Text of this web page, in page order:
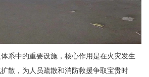
系中的重要设施，核心作用是在火灾发生
散，为人员疏散和消防救援争取宝贵时